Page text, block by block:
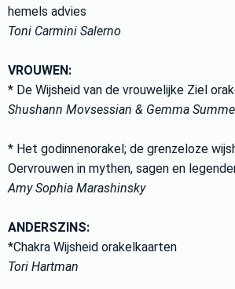
hemels advies
Toni Carmini Salerno
VROUWEN:
* De Wijsheid van de vrouwelijke Ziel
Shushann Movsessian & Gemma
* Het godinnenorakel; de grenzeloze
Oervrouwen in mythen, sagen en
Amy Sophia Marashinsky
ANDERSZINS:
*Chakra Wijsheid orakelkaarten
Tori Hartman